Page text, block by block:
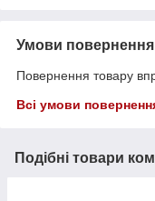
Умови повернення
Повернення товару
Всі умови
Подібні товари